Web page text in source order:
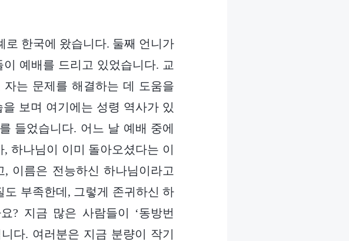
로 한국에 왔습니다. 둘째 언니가
예배를 드리고 있었습니다. 교
는 문제를 해결하는 데 도움을
보며 여기에는 성령 역사가 있
들었습니다. 어느 날 예배 중에
하나님이 이미 돌아오셨다는 이
이름은 전능하신 하나님이라고
부족한데, 그렇게 존귀하신 하
? 지금 많은 사람들이 ‘동방번
다. 여러분은 지금 분량이 작기